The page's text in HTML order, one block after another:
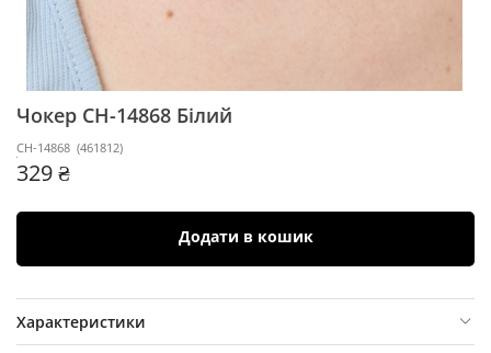
Чокер CH-14868 Білий
CH-14868 (461812)
329 ₴
Додати в кошик
Характеристики